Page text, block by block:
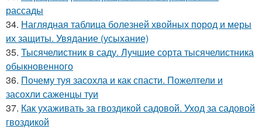
рассады
34. Наглядная таблица болезней хвойных пород и меры
их защиты. Увядание (усыхание)
35. Тысячелистник в саду. Лучшие сорта тысячелистника
обыкновенного
36. Почему туя засохла и как спасти. Пожелтели и
засохли саженцы туи
37. Как ухаживать за гвоздикой садовой. Уход за садовой
гвоздикой